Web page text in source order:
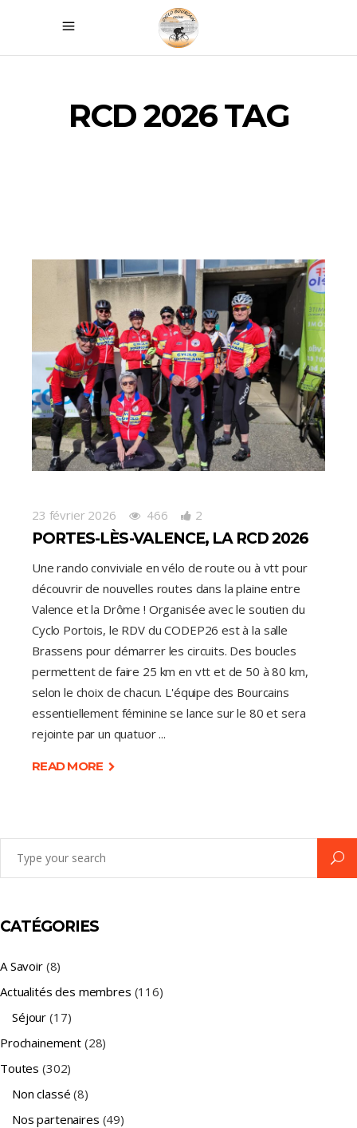
RCD 2026 TAG
23 février 2026 466 2
PORTES-LÈS-VALENCE, LA RCD 2026
Une rando conviviale en vélo de route ou à vtt pour
découvrir de nouvelles routes dans la plaine entre
Valence et la Drôme ! Organisée avec le soutien du
Cyclo Portois, le RDV du CODEP26 est à la salle
Brassens pour démarrer les circuits. Des boucles
permettent de faire 25 km en vtt et de 50 à 80 km,
selon le choix de chacun. L'équipe des Bourcains
essentiellement féminine se lance sur le 80 et sera
rejointe par un quatuor
READ MORE
CATÉGORIES
A Savoir(8)
Actualités des membres (116)
Séjour (17)
Prochainement (28)
Toutes (302)
Non classé (8)
Nos partenaires (49)